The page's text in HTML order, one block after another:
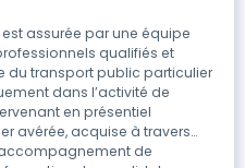
assurée par une équipe
qualifiés et
du transport public particulier
dans l’activité de
avérée, acquise à travers
de